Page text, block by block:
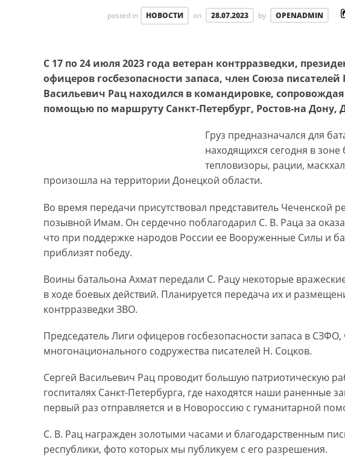
posted in НОВОСТИ on 28.07.2023 by OPENADMIN
С 17 по 24 июля 2023 года ветеран контрразведки,
офицеров госбезопасности запаса, член Союза писателей
Васильевич Рац находился в командировке,
помощью по маршруту Санкт-Петербург, Ростов-на Дону,
Груз предназначался для
находящихся сегодня в
тепловизоры, рации,
произошла на территории Донецкой области.
Во время передачи присутствовал представитель Чеченской
позывной Имам. Он сердечно поблагодарил С. В. Раца за
что при поддержке народов России ее Вооруженные Силы и
приблизят победу.
Воины батальона Ахмат передали С. Рацу некоторые
в ходе боевых действий. Планируется передача их и
контрразведки ЗВО.
Председатель Лиги офицеров госбезопасности запаса в СЗФО,
многонационального содружества писателей Н. Соцков.
Сергей Васильевич Рац проводит большую патриотическую
госпиталях Санкт-Петербурга, где находятся наши раненные
первый раз отправляется и в Новороссию с гуманитарной
С. В. Рац награжден золотыми часами и благодарственным
республики, фото которых мы публикуем с его разрешения.